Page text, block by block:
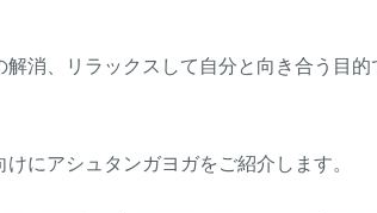
消、リラックスして自分と向き合う目
にアシュタンガヨガをご紹介します。